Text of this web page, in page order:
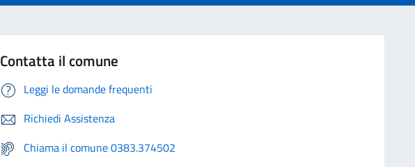
Contatta il comune
Leggi le domande frequenti
Richiedi Assistenza
Chiama il comune 0383.374502